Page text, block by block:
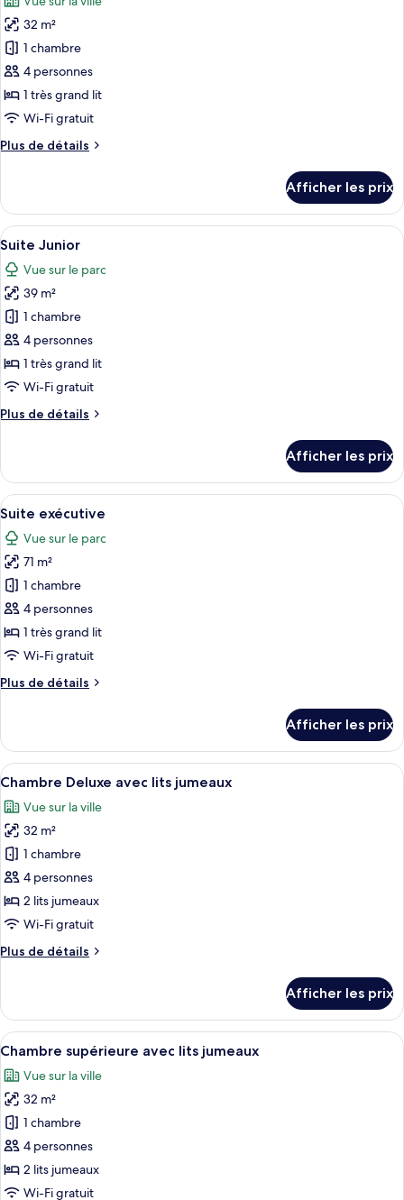
les
photos
pour
ce
type
de
chambre :
Chambre
32 m²
1 chambre
4 personnes
1 très grand lit
Wi-Fi gratuit
Plus de détails
Plus
Chambre
Deluxe
(King)
Afficher les prix
Afficher
toutes
les
photos
pour
ce
type
de
chambre :
Suite
Une chambre d’hôtel avec un
10
Suite Junior
Vue sur le parc
39 m²
1 chambre
4 personnes
1 très grand lit
Wi-Fi gratuit
Plus de détails
Plus
Suite
Junior
Afficher les prix
Afficher
toutes
les
photos
pour
ce
type
de
chambre :
Suite
Une chambre d’hôtel moderne
11
Suite exécutive
Vue sur le parc
71 m²
1 chambre
4 personnes
1 très grand lit
Wi-Fi gratuit
Plus de détails
Plus
Suite
exécutive
Afficher les prix
Afficher
toutes
les
photos
pour
ce
type
de
chambre :
Chambre
lits
jumeaux
Une chambre d’hôtel avec deux
9
Chambre Deluxe avec lits jumeaux
Vue sur la ville
32 m²
1 chambre
4 personnes
2 lits jumeaux
Wi-Fi gratuit
Plus de détails
Plus
Chambre
Deluxe
avec
jumeaux
Afficher les prix
Afficher
toutes
les
photos
pour
ce
type
de
Une chambre d’hôtel avec deux
7
Chambre supérieure avec lits jumeaux
Vue sur la ville
32 m²
1 chambre
4 personnes
2 lits jumeaux
Wi-Fi gratuit